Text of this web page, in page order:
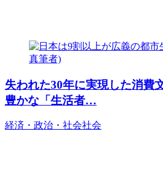
失われた30年に実現した消
豊かな「生活者…
経済・政治・社会社会